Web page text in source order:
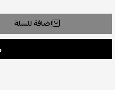
إضافة للسلة